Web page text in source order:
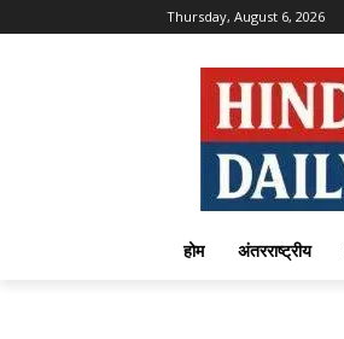
Thursday, August 6, 2026
होम अंतरराष्ट्रीय